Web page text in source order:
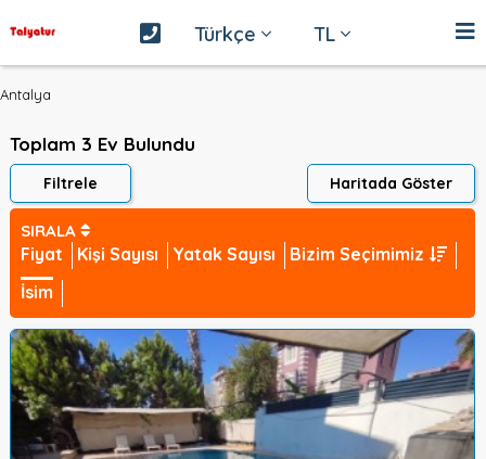
Türkçe TL
Antalya
Toplam 3 Ev Bulundu
Haritada Göster
Filtrele
SIRALA
Fiyat Kişi Sayısı Yatak Sayısı
Bizim Seçimimiz
İsim